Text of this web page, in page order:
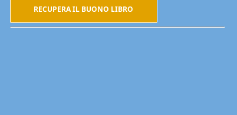
RECUPERA IL BUONO LIBRO